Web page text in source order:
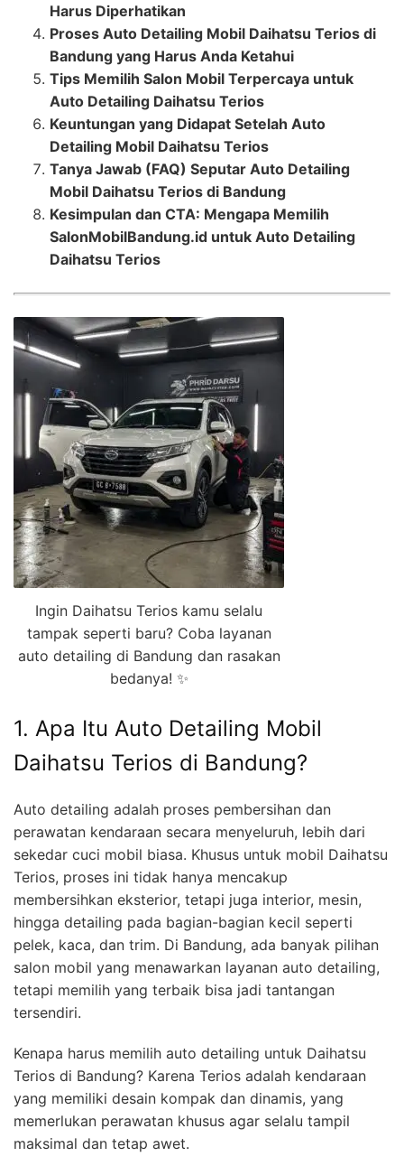
Harus Diperhatikan
Proses Auto Detailing Mobil Daihatsu Terios di
Bandung yang Harus Anda Ketahui
Tips Memilih Salon Mobil Terpercaya untuk
Auto Detailing Daihatsu Terios
Keuntungan yang Didapat Setelah Auto
Detailing Mobil Daihatsu Terios
Tanya Jawab (FAQ) Seputar Auto Detailing
Mobil Daihatsu Terios di Bandung
Kesimpulan dan CTA: Mengapa Memilih
SalonMobilBandung.id untuk Auto Detailing
Daihatsu Terios
Ingin Daihatsu Terios kamu selalu
tampak seperti baru? Coba layanan
auto detailing di Bandung dan rasakan
bedanya! ✨
1. Apa Itu Auto Detailing Mobil
Daihatsu Terios di Bandung?
Auto detailing adalah proses pembersihan dan
perawatan kendaraan secara menyeluruh, lebih dari
sekedar cuci mobil biasa. Khusus untuk mobil Daihatsu
Terios, proses ini tidak hanya mencakup
membersihkan eksterior, tetapi juga interior, mesin,
hingga detailing pada bagian-bagian kecil seperti
pelek, kaca, dan trim. Di Bandung, ada banyak pilihan
salon mobil yang menawarkan layanan auto detailing,
tetapi memilih yang terbaik bisa jadi tantangan
tersendiri.
Kenapa harus memilih auto detailing untuk Daihatsu
Terios di Bandung? Karena Terios adalah kendaraan
yang memiliki desain kompak dan dinamis, yang
memerlukan perawatan khusus agar selalu tampil
maksimal dan tetap awet.